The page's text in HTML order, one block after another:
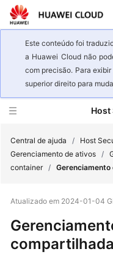
Este conteúdo foi
a Huawei Cloud não
com precisão. Para
superior direito para
Host
de
Primeiros
Central de ajuda / Host
Gerenciamento de ativos /
container /
Atualizado em 2024-01-04